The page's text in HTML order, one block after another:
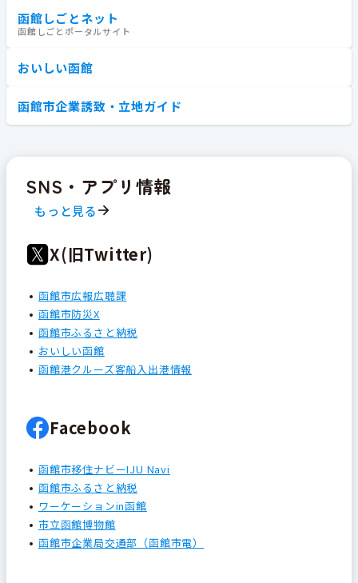
函館しごとネット
函館しごとポータルサイト
おいしい函館
函館市企業誘致・立地ガイド
SNS・アプリ情報
もっと見る
X(旧Twitter)
函館市広報広聴課
函館市防災X
函館市ふるさと納税
おいしい函館
函館港クルーズ客船入出港情報
Facebook
函館市移住ナビーIJU Navi
函館市ふるさと納税
ワーケーションin函館
市立函館博物館
函館市企業局交通部（函館市電）